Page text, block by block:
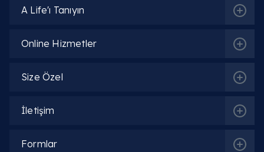
İlgili Bölümler
Kulak Burun Boğaz (KBB)
İlgili Hekimler
A Life'ı Tanıyın
Online Hizmetler
Size Özel
İletişim
Formlar